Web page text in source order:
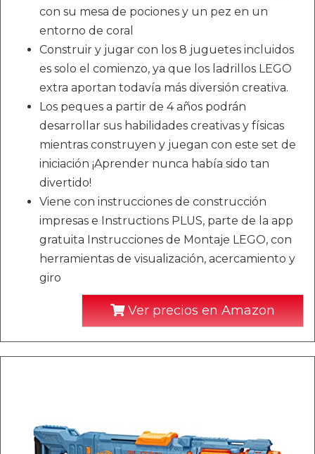
con su mesa de pociones y un pez en un
entorno de coral
Construir y jugar con los 8 juguetes incluidos
es solo el comienzo, ya que los ladrillos LEGO
extra aportan todavía más diversión creativa.
Los peques a partir de 4 años podrán
desarrollar sus habilidades creativas y físicas
mientras construyen y juegan con este set de
iniciación ¡Aprender nunca había sido tan
divertido!
Viene con instrucciones de construcción
impresas e Instructions PLUS, parte de la app
gratuita Instrucciones de Montaje LEGO, con
herramientas de visualización, acercamiento y
giro
Ver precios en Amazon